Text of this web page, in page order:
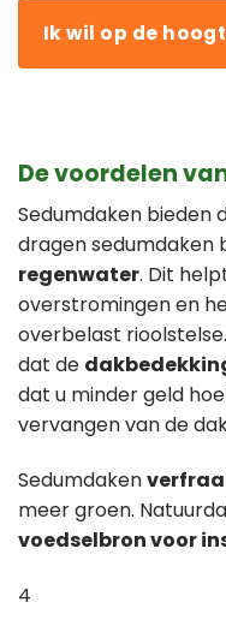
Ik wil op de
De voordelen
Sedumdaken bieden
dragen sedumdaken
regenwater. Dit
overstromingen en
overbelast
dat de
dat u minder geld
vervangen van de
Sedumdaken
meer groen.
voedselbron voor
4